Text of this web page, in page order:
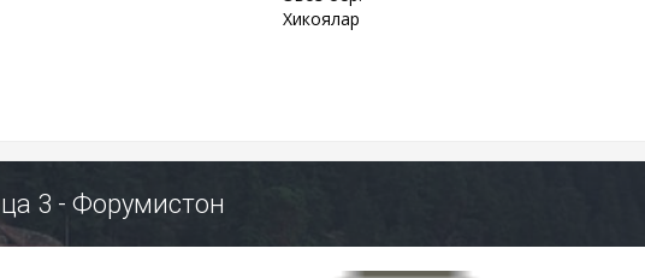
Хикоялар
3 - Форумистон